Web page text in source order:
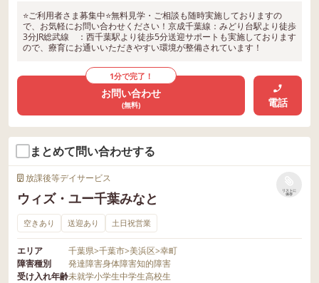
⭐ご利用者さま募集中⭐無料見学・ご相談も随時実施しておりますの
で、お気軽にお問い合わせください！京成千葉線：みどり台駅より徒歩
3分JR総武線 ：西千葉駅より徒歩5分送迎サポートも実施しております
ので、療育にお通いいただきやすい環境が整備されています！
1分で完了！
お問い合わせ
(無料) 電話
まとめて問い合わせする
放課後等デイサービス
ウィズ・ユー千葉みなと
リストに
保存
空きあり 送迎あり 土日祝営業
エリア 千葉県>千葉市>美浜区>幸町
障害種別
発達障害身体障害知的障害
受け入れ年齢未就学小学生中学生高校生